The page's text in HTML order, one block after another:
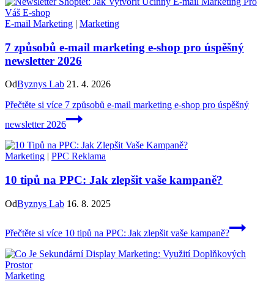
E-mail Marketing | Marketing
7 způsobů e-mail marketing e-shop pro úspěšný
newsletter 2026
OdByznys Lab 21. 4. 2026
Přečtěte si více 7 způsobů e-mail marketing e-shop pro úspěšný
newsletter 2026
Marketing | PPC Reklama
10 tipů na PPC: Jak zlepšit vaše kampaně?
OdByznys Lab 16. 8. 2025
Přečtěte si více 10 tipů na PPC: Jak zlepšit vaše kampaně?
Marketing